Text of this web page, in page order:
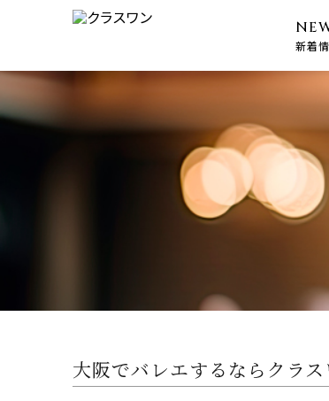
新着
大阪でバレエするならクラス